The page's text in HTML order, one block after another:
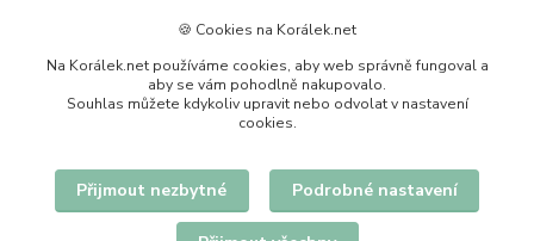
jkolarikova@koralek.net
Upravit sběr cookies.
🍪 Cookies na Korálek.net
Na Korálek.net používáme cookies, aby web správně fungoval a
aby se vám pohodlně nakupovalo.
Souhlas můžete kdykoliv upravit nebo odvolat v nastavení
cookies.
Přijmout nezbytné Podrobné nastavení